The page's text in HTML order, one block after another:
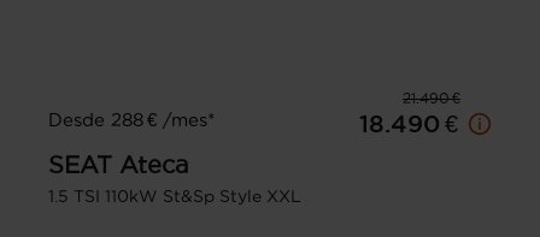
21.490 €
Desde 288 € /mes*
18.490 €
SEAT Ateca
1.5 TSI 110kW St&Sp Style XXL